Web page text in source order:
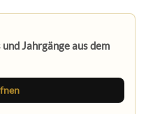
Jahrgänge aus dem